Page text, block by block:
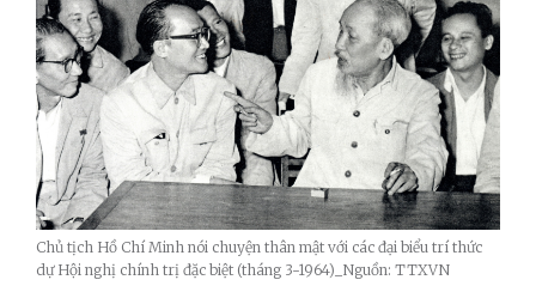
Chủ tịch Hồ Chí Minh nói chuyện thân mật với các đại biểu trí thức
dự Hội nghị chính trị đặc biệt (tháng 3-1964)_Nguồn: TTXVN